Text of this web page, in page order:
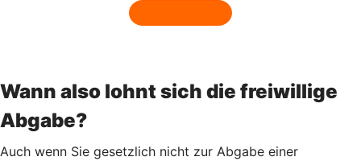
Wann also lohnt sich die freiwillige
Abgabe?
Auch wenn Sie gesetzlich nicht zur Abgabe einer